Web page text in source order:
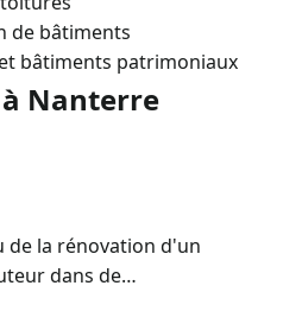
de bâtiments
bâtiments patrimoniaux
Nanterre
de la rénovation d'un
dans de…